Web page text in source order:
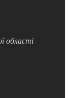
області